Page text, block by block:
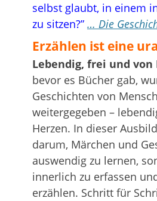
selbst glaubt, in einem
zu sitzen?” … Die
Erzählen ist eine
Lebendig, frei und von
bevor es Bücher gab,
Geschichten von
weitergegeben –
Herzen. In dieser
darum, Märchen und
auswendig zu lernen,
innerlich zu erfassen
erzählen. Schritt für